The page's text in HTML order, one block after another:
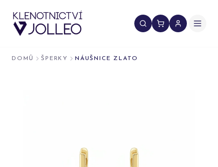
DOMŮ ŠPERKY NÁUŠNICE ZLATO